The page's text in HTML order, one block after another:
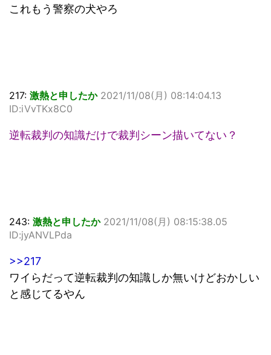
これもう警察の犬やろ
217: 激熱と申したか 2021/11/08(月) 08:14:04.13
ID:iVvTKx8C0
逆転裁判の知識だけで裁判シーン描いてない？
243: 激熱と申したか 2021/11/08(月) 08:15:38.05
ID:jyANVLPda
>>217
ワイらだって逆転裁判の知識しか無いけどおかしい
と感じてるやん